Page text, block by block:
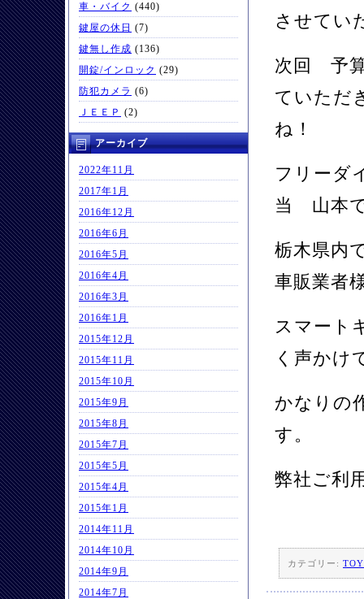
車・バイク (440)
鍵屋の休日 (7)
鍵無し作成 (136)
開錠/インロック (29)
防犯カメラ (6)
ＪＥＥＰ (2)
アーカイブ
2022年11月
2017年1月
2016年12月
2016年6月
2016年5月
2016年4月
2016年3月
2016年1月
2015年12月
2015年11月
2015年10月
2015年9月
2015年8月
2015年7月
2015年5月
2015年4月
2015年1月
2014年11月
2014年10月
2014年9月
2014年7月
させてい
次回 予
ていただ
ね！
フリーダ
当 山本
栃木県内
車販業者
スマート
く声かけ
かなりの
す。
弊社ご利
カテゴリー: